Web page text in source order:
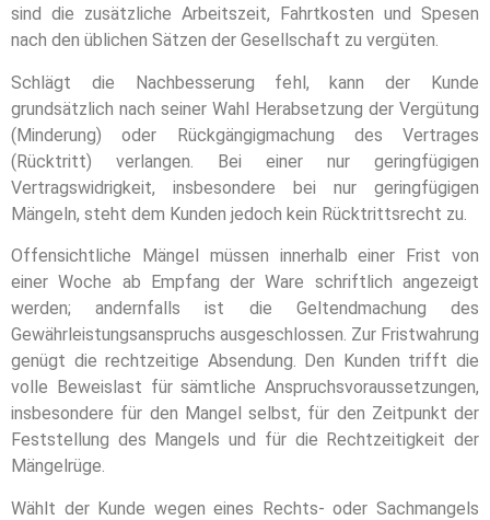
sind die zusätzliche Arbeitszeit, Fahrtkosten und Spesen
nach den üblichen Sätzen der Gesellschaft zu vergüten.
Schlägt die Nachbesserung fehl, kann der Kunde
grundsätzlich nach seiner Wahl Herabsetzung der Vergütung
(Minderung) oder Rückgängigmachung des Vertrages
(Rücktritt) verlangen. Bei einer nur geringfügigen
Vertragswidrigkeit, insbesondere bei nur geringfügigen
Mängeln, steht dem Kunden jedoch kein Rücktrittsrecht zu.
Offensichtliche Mängel müssen innerhalb einer Frist von
einer Woche ab Empfang der Ware schriftlich angezeigt
werden; andernfalls ist die Geltendmachung des
Gewährleistungsanspruchs ausgeschlossen. Zur Fristwahrung
genügt die rechtzeitige Absendung. Den Kunden trifft die
volle Beweislast für sämtliche Anspruchsvoraussetzungen,
insbesondere für den Mangel selbst, für den Zeitpunkt der
Feststellung des Mangels und für die Rechtzeitigkeit der
Mängelrüge.
Wählt der Kunde wegen eines Rechts- oder Sachmangels